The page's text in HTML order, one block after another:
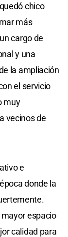
chico
más
cargo de
y una
la ampliación
el servicio
muy
vecinos de
e
donde la
espacio
calidad para